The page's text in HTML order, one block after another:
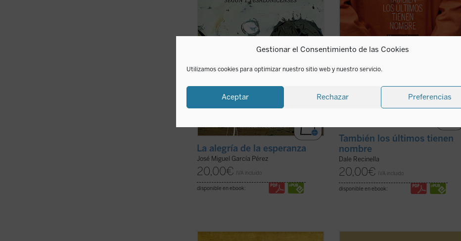
Gestionar el Consentimiento de las Cookies
Utilizamos cookies para optimizar nuestro sitio web y nuestro servicio.
Aceptar Rechazar Preferencias
comprender la esperanza cristiana como
fuente de alegría ...
(ver ficha)
La alegría de la esperanza
José Miguel García Pérez
20,00€ IVA incluido
disponible en ebook:
tiempo se acerca a su final, él permanece
junto ...
(ver ficha)
También los últimos tienen
nombre
Dale Recinella
20,00€ IVA incluido
disponible en ebook: